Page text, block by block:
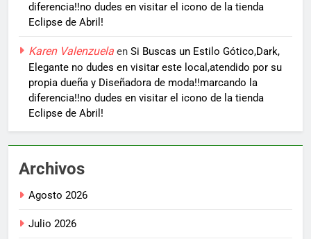
diferencia!!no dudes en visitar el icono de la tienda
Eclipse de Abril!
Karen Valenzuela en Si Buscas un Estilo Gótico,Dark,
Elegante no dudes en visitar este local,atendido por su
propia dueña y Diseñadora de moda!!marcando la
diferencia!!no dudes en visitar el icono de la tienda
Eclipse de Abril!
Archivos
Agosto 2026
Julio 2026